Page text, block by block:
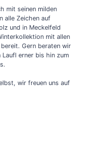
mit seinen milden
alle Zeichen auf
und in Meckelfeld
mit allen
Gern beraten wir
erner bis hin zum
wir freuen uns auf